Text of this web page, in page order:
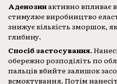
Аденозинактивно впливає
стимулює виробництво
знижує кількість зморшок,
глибину.
Спосіб застосування.
обережно розподіліть по
пальців вбийте залишок
всмоктування. Потім